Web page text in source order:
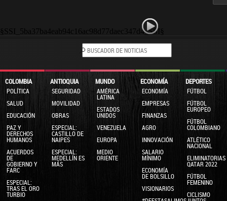
§SSI_5ba37ba4eab94c16ac98d77daec347d4_SSI§
COLOMBIA
POLÍTICA
SALUD
EDUCACIÓN
PAZ Y
DERECHOS
HUMANOS
ACUERDOS
DE
GOBIERNO Y
FARC
ESPECIAL:
TRAS EL ORO
TURBIO
ANTIOQUIA
SEGURIDAD
MOVILIDAD
OBRAS
ESPECIAL:
CASTILLO DE
NAIPES
ESPECIAL:
MEDELLÍN ES
MÁS
MUNDO
AMÉRICA
LATINA
ESTADOS
UNIDOS
VENEZUELA
EUROPA
MEDIO
ORIENTE
ECONOMÍA
ECONOMÍA
EMPRESAS
FINANZAS
AGRO
INNOVACIÓN
SALARIO
MÍNIMO
ECONOMÍA
DE BOLSILLO
VISIONARIOS
DEPORTES
FÚTBOL
FÚTBOL
EUROPEO
FÚTBOL
COLOMBIANO
ATLÉTICO
NACIONAL
ELIMINATORIAS
QATAR 2022
FÚTBOL
FEMENINO
CICLISMO